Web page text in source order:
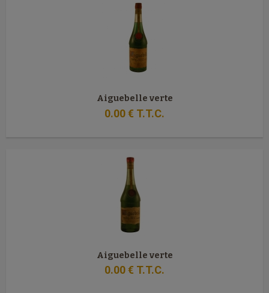
Aiguebelle verte
0.00€ T.T.C.
Aiguebelle verte
0.00€ T.T.C.